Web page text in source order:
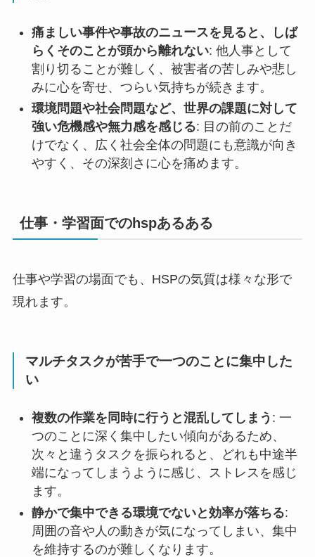
痛ましい事件や事故のニュースを見ると、しば
らくそのことが頭から離れない: 他人事として
割り切ることが難しく、被害者の苦しみや悲し
みに心を寄せ、つらい気持ちが続きます。
環境問題や社会問題など、世界の課題に対して
強い危機感や無力感を感じる: 目の前のことだ
けでなく、広く社会全体の問題にも意識が向き
やすく、その深刻さに心を痛めます。
仕事・学習面でのhspあるある
仕事や学習の場面でも、HSPの気質は様々な形で
現れます。
マルチタスクが苦手で一つのことに集中した
い
複数の作業を同時に行うと混乱してしまう : 一
つのことに深く集中したい傾向があるため、
次々と違うタスクを振られると、どれも中途半
端になってしまうように感じ、ストレスを感じ
ます。
静かで集中できる環境でないと効率が落ちる:
周囲の音や人の動きが気になってしまい、集中
を維持するのが難しくなります。